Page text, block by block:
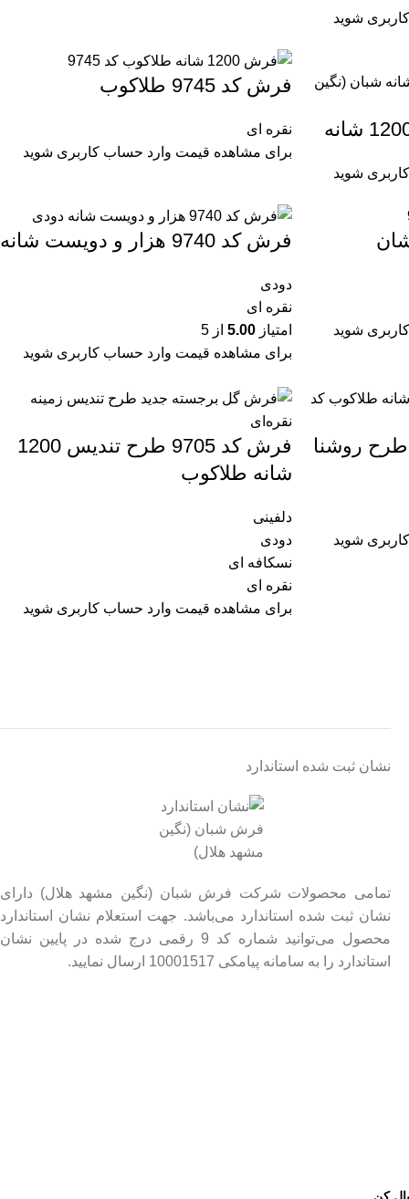
شوید
شوید
فرش کد 9745 طلاکوب
نقره ای
برای مشاهده قیمت وارد حساب کاربری شوید
شوید
فرش کد 9740 هزار و دویست شانه
دودی
نقره ای
امتیاز 5.00از 5
برای مشاهده قیمت وارد حساب کاربری شوید
فرش ماشینی کد 9711 طرح روشنا
شوید
فرش کد 9705 طرح تندیس 1200
شانه طلاکوب
دلفینی
دودی
نسکافه ای
نقره ای
برای مشاهده قیمت وارد حساب کاربری شوید
نشان ثبت شده استاندارد
تمامی محصولات شرکت فرش شبان (نگین مشهد هلال) دارای
نشان ثبت شده استاندارد می‌باشد. جهت استعلام نشان استاندارد
محصول می‌توانید شماره کد 9 رقمی درج شده در پایین نشان
استاندارد را به سامانه پیامکی 10001517 ارسال نمایید.
کن.